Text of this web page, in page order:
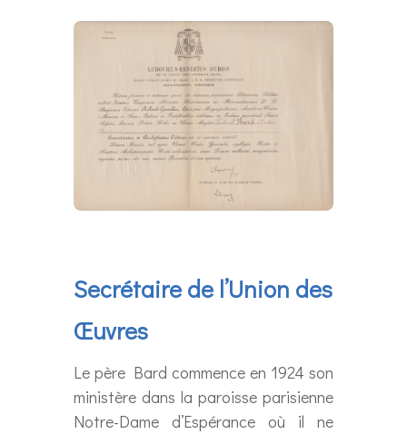
Secrétaire de l’Union des
Œuvres
Le père Bard commence en 1924 son
ministère dans la paroisse parisienne
Notre-Dame d’Espérance où il ne